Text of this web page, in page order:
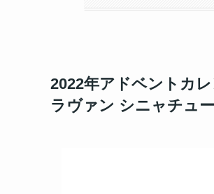
2022年アドベントカ
ラヴァン シニャチュ